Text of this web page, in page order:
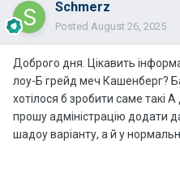
Schmerz
Posted August 26, 2025
Доброго дня. Цікавить
лоу-Б грейд меч Кашенберг?
хотілося б зробити саме такі
прошу адміністрацію додати
шадоу варіанту, а й у